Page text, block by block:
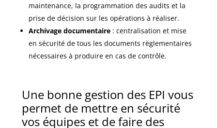
maintenance, la programmation des audits et la
prise de décision sur les opérations à réaliser.
Archivage documentaire : centralisation et mise
en sécurité de tous les documents règlementaires
nécessaires à produire en cas de contrôle.
Une bonne gestion des EPI vous
permet de mettre en sécurité
vos équipes et de faire des